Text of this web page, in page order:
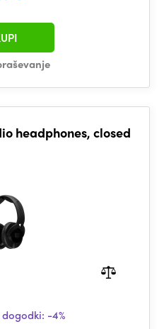
headphones, closed
-4%